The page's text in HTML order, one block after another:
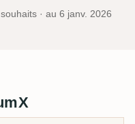
· au 6 janv. 2026